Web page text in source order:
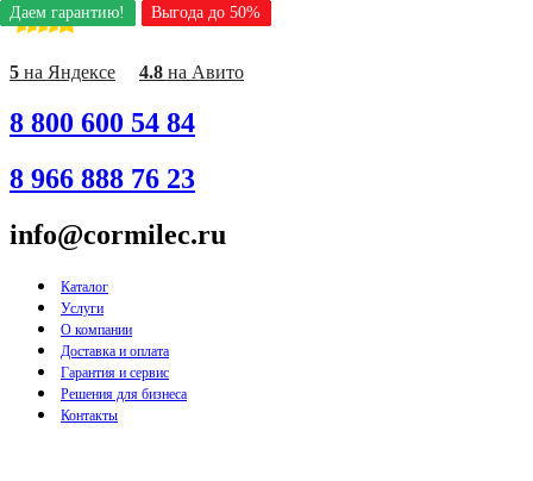
Перейти
к
содержимому
5 на Яндексе 4.8 на Авито
8 800 600 54 84
8 966 888 76 23
info@cormilec.ru
Каталог
Услуги
О компании
Доставка и оплата
Гарантия и сервис
Решения для бизнеса
Контакты
Даем гарантию! Выгода до 50%
Даем гарантию! Выгода до 50%
Даем гарантию! Выгода до 50%
Даем гарантию! Выгода до 50%
Даем гарантию! Выгода до 50%
Даем гарантию! Выгода до 50%
Даем гарантию! Выгода до 50%
Даем гарантию! Выгода до 50%
Даем гарантию! Выгода до 50%